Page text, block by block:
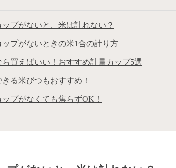
プがないと、米は計れない？
ップがないときの米1合の計り方
ら買えばいい！おすすめ計量カップ5選
る米びつもおすすめ！
プがなくても焦らずOK！